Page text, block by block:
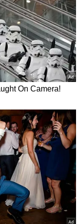
என
ஆடர்கள்
, உற்பத்தி
குறைய